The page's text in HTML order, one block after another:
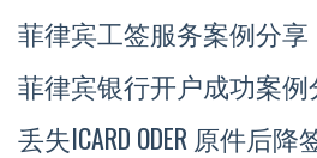
菲律宾工签服务案例分享
菲律宾银行开户成功案例
丢失ICARD ODER 原件后降